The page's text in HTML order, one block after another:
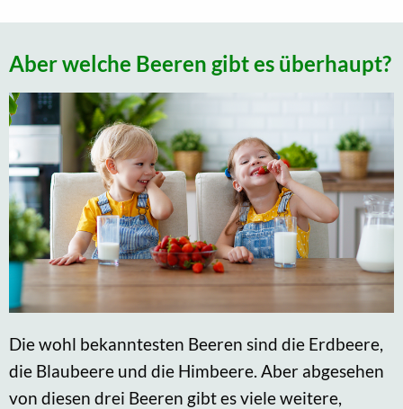
Aber welche Beeren gibt es überhaupt?
Die wohl bekanntesten Beeren sind die Erdbeere,
die Blaubeere und die Himbeere. Aber abgesehen
von diesen drei Beeren gibt es viele weitere,